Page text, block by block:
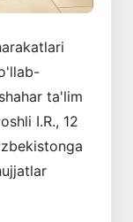
ta'lim
I.R., 12